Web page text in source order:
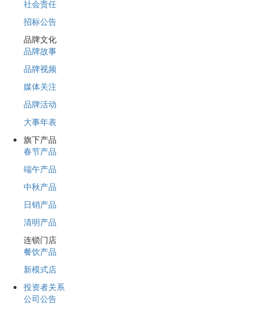
社会责任
招标公告
品牌文化
品牌故事
品牌视频
媒体关注
品牌活动
大事年表
旗下产品
春节产品
端午产品
中秋产品
日销产品
清明产品
连锁门店
餐饮产品
新模式店
投资者关系
公司公告